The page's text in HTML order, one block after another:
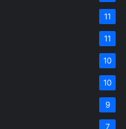
11
11
10
10
9
7